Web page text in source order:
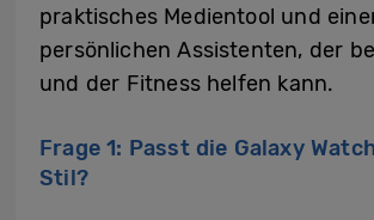
praktisches Medientool und
persönlichen Assistenten, der
und der Fitness helfen kann.
Frage 1: Passt die Galaxy
Stil?